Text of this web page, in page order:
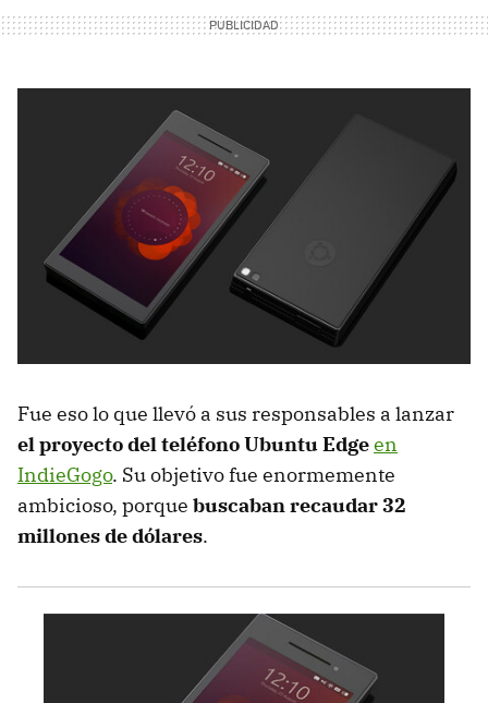
Fue eso lo que llevó a sus responsables a lanzar
el proyecto del teléfono Ubuntu Edgeen
IndieGogo. Su objetivo fue enormemente
ambicioso, porque buscaban recaudar 32
millones de dólares.